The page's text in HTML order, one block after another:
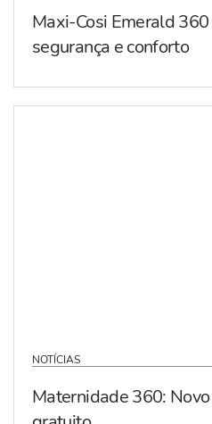
Maxi-Cosi Emerald
segurança e conforto
NOTÍCIAS
Maternidade 360: